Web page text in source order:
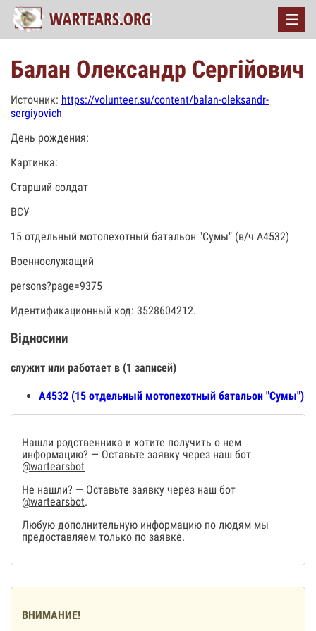
Балан Олександр Сергійович
Источник: https://volunteer.su/content/balan-oleksandr-
sergiyovich
День рождения:
Картинка:
Старший солдат
ВСУ
15 отдельный мотопехотный батальон "Сумы" (в/ч А4532)
Военнослужащий
persons?page=9375
Идентификационный код: 3528604212.
Відносини
служит или работает в (1 записей)
А4532 (15 отдельный мотопехотный батальон "Сумы")
Нашли родственника и хотите получить о нем
информацию? — Оставьте заявку через наш бот
@wartearsbot
Не нашли? — Оставьте заявку через наш бот
@wartearsbot.
Любую дополнительную информацию по людям мы
предоставляем только по заявке.
ВНИМАНИЕ!